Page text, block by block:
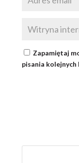
Zapamiętaj
pisania kolejnych